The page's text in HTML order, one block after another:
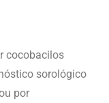
cocobacilos
sorológico
por